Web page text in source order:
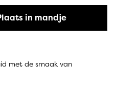
met de smaak van
in mandje